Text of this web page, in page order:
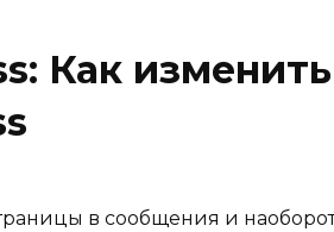
Как изменить
в сообщения и